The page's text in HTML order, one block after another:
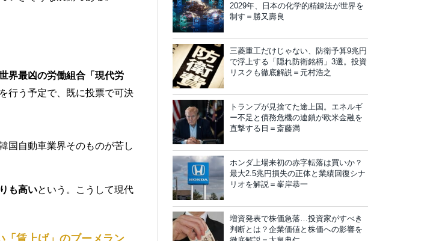
界最凶の労働組合「現代労
を行う予定で、既に投票で可決
国自動車業界そのものが苦し
も高いという。こうして現代
「賃上げ」のブーメラン
2029年、日本の化学的精錬法が世界を
制す＝勝又壽良
三菱重工だけじゃない、防衛予算9兆円
で浮上する「隠れ防衛銘柄」3選。投資
リスクも徹底解説＝元村浩之
トランプが見捨てた途上国。エネルギ
ー不足と債務危機の連鎖が欧米金融を
直撃する日＝斎藤満
ホンダ上場来初の赤字転落は買いか？
最大2.5兆円損失の正体と業績回復シナ
リオを解説＝峯岸恭一
増資発表で株価急落…投資家がすべき
判断とは？企業価値と株価への影響を